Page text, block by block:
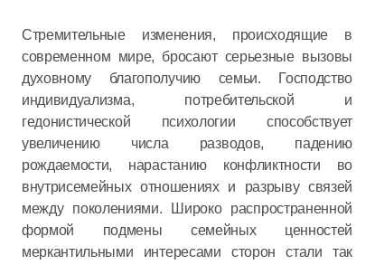
Стремительные изменения, происходящие в
современном мире, бросают серьезные вызовы
духовному благополучию семьи. Господство
индивидуализма, потребительской и
гедонистической психологии способствует
увеличению числа разводов, падению
рождаемости, нарастанию конфликтности во
внутрисемейных отношениях и разрыву связей
между поколениями. Широко распространенной
формой подмены семейных ценностей
меркантильными интересами сторон стали так